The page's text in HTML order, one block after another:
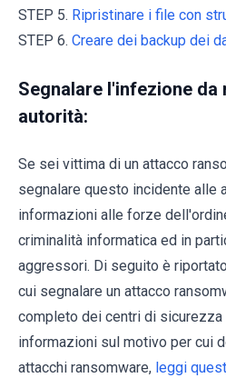
STEP 5. Ripristinare i file con
STEP 6. Creare dei backup dei
Segnalare l'infezione da
autorità:
Se sei vittima di un attacco
segnalare questo incidente alle
informazioni alle forze
criminalità informatica ed in
aggressori. Di seguito è
cui segnalare un attacco
completo dei centri di
informazioni sul motivo per cui
attacchi ransomware, leggi